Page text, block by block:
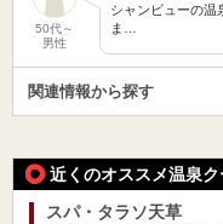
50代～
男性
シャンビューの温
ま…
関連情報から探す
近くのオススメ温泉
スパ・タラソ天草